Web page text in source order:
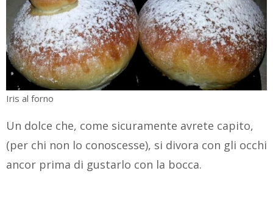
Iris al forno
Un dolce che, come sicuramente avrete capito,
(per chi non lo conoscesse), si divora con gli occhi
ancor prima di gustarlo con la bocca.